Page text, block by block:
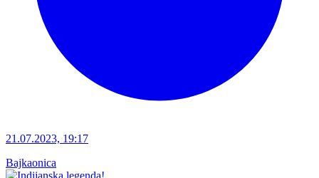
21.07.2023, 19:17
Bajkaonica